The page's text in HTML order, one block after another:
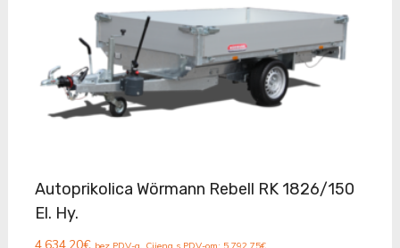
Autoprikolica Wörmann Rebell RK 1826/150
El. Hy.
4.634,20€